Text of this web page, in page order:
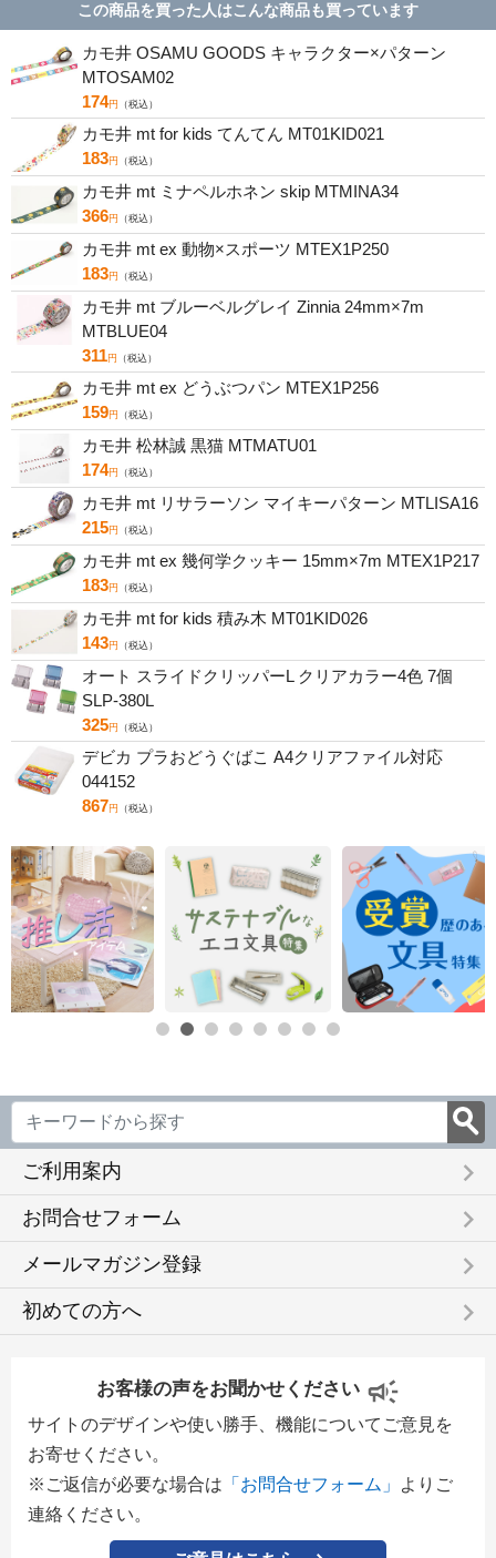
この商品を買った人はこんな商品も買っています
カモ井 OSAMU GOODS キャラクター×パターン
MTOSAM02
174円 （税込）
カモ井 mt for kids てんてん MT01KID021
183円 （税込）
カモ井 mt ミナペルホネン skip MTMINA34
366円 （税込）
カモ井 mt ex 動物×スポーツ MTEX1P250
183円 （税込）
カモ井 mt ブルーベルグレイ Zinnia 24mm×7m
MTBLUE04
311円 （税込）
カモ井 mt ex どうぶつパン MTEX1P256
159円 （税込）
カモ井 松林誠 黒猫 MTMATU01
174円 （税込）
カモ井 mt リサラーソン マイキーパターン MTLISA16
215円 （税込）
カモ井 mt ex 幾何学クッキー 15mm×7m MTEX1P217
183円 （税込）
カモ井 mt for kids 積み木 MT01KID026
143円 （税込）
オート スライドクリッパーL クリアカラー4色 7個
SLP-380L
325円 （税込）
デビカ プラおどうぐばこ A4クリアファイル対応
044152
867円 （税込）
ご利用案内 keyboard_arrow_right
お問合せフォーム keyboard_arrow_right
メールマガジン登録 keyboard_arrow_right
初めての方へ keyboard_arrow_right
お客様の声をお聞かせください
サイトのデザインや使い勝手、機能についてご意見を
お寄せください。
※ご返信が必要な場合は 「お問合せフォーム」
よりご
連絡ください。